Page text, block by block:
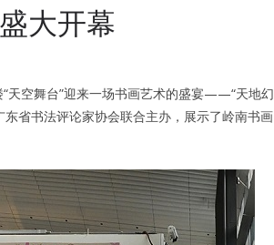
大开幕
天空舞台”迎来一场书画艺术的盛宴——“天地幻
省书法评论家协会联合主办，展示了岭南书画